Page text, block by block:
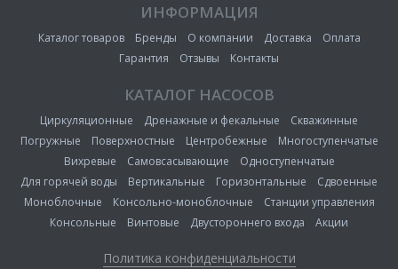
ИНФОРМАЦИЯ
Каталог товаров Бренды О компании Доставка
Оплата
Гарантия
Отзывы Контакты
КАТАЛОГ НАСОСОВ
Циркуляционные Дренажные и фекальные
Скважинные
Погружные
Поверхностные Центробежные
Многоступенчатые
Вихревые
Самовсасывающие
Одноступенчатые
Для горячей воды
Вертикальные Горизонтальные
Сдвоенные
Моноблочные
Консольно-моноблочные
Станции управления
Консольные
Винтовые Двустороннего входа Акции
Политика конфиденциальности